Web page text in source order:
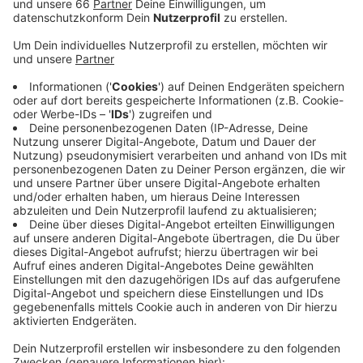
Anzeige
Spätestens ab der Woche vom 7. Juni (2021) sollen
auch die Betriebsärzte anfangen gegen Corona zu
impfen. Mindestens eine halbe Million Impfdosen pro
Woche seien für die Betriebsärzte vorgesehen.
Anzeige
Weitere Infos und Links zu diesem Thema:
Anzeige
Hier gibt es Infos zur aktuellen Corona-Lage
Hier gibt es alle Infos zum Düsseldorfer